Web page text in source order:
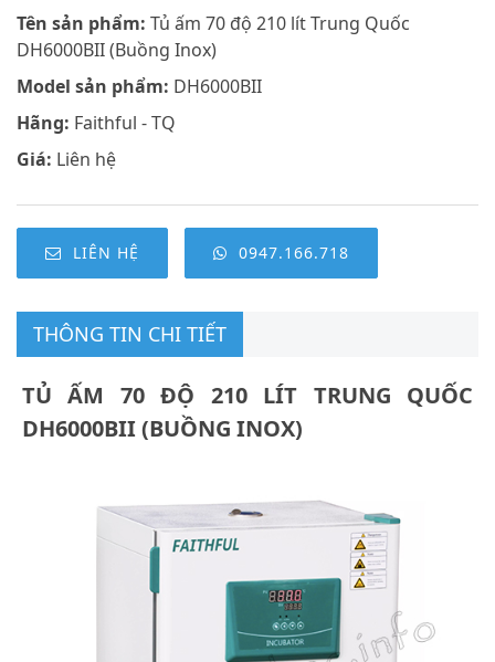
Tên sản phẩm: Tủ ấm 70 độ 210 lít Trung Quốc
DH6000BII (Buồng Inox)
Model sản phẩm: DH6000BII
Hãng: Faithful - TQ
Giá: Liên hệ
LIÊN HỆ 0947.166.718
THÔNG TIN CHI TIẾT
TỦ ẤM 70 ĐỘ 210 LÍT TRUNG QUỐC
DH6000BII (BUỒNG INOX)